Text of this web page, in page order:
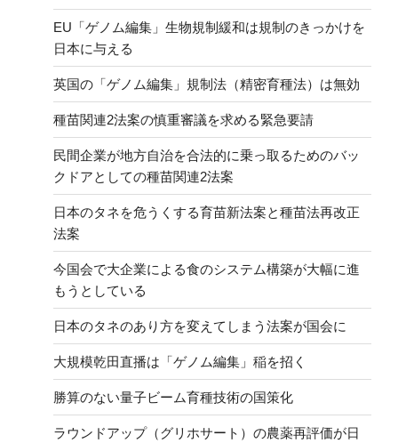
EU「ゲノム編集」生物規制緩和は規制のきっかけを
日本に与える
英国の「ゲノム編集」規制法（精密育種法）は無効
種苗関連2法案の慎重審議を求める緊急要請
民間企業が地方自治を合法的に乗っ取るためのバッ
クドアとしての種苗関連2法案
日本のタネを危うくする育苗新法案と種苗法再改正
法案
今国会で大企業による食のシステム構築が大幅に進
もうとしている
日本のタネのあり方を変えてしまう法案が国会に
大規模乾田直播は「ゲノム編集」稲を招く
勝算のない量子ビーム育種技術の国策化
ラウンドアップ（グリホサート）の農薬再評価が日